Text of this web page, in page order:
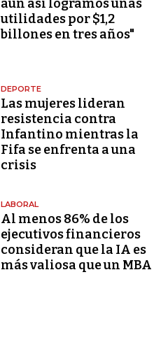
aún así logramos unas
utilidades por $1,2
billones en tres años"
DEPORTE
Las mujeres lideran
resistencia contra
Infantino mientras la
Fifa se enfrenta a una
crisis
LABORAL
Al menos 86% de los
ejecutivos financieros
consideran que la IA es
más valiosa que un MBA